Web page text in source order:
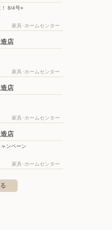
ックランドNew石岡店
岡市石岡12886 フォレストモール
！ 8/4号○
家具･ホームセンター
店
家具･ホームセンター
店
家具･ホームセンター
店
ンペーン
家具･ホームセンター